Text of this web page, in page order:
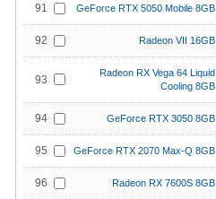
91 GeForce RTX 5050 Mobile 8GB
92 Radeon VII 16GB
93
Radeon RX Vega 64 Liquid
Cooling 8GB
94 GeForce RTX 3050 8GB
95 GeForce RTX 2070 Max-Q 8GB
96 Radeon RX 7600S 8GB